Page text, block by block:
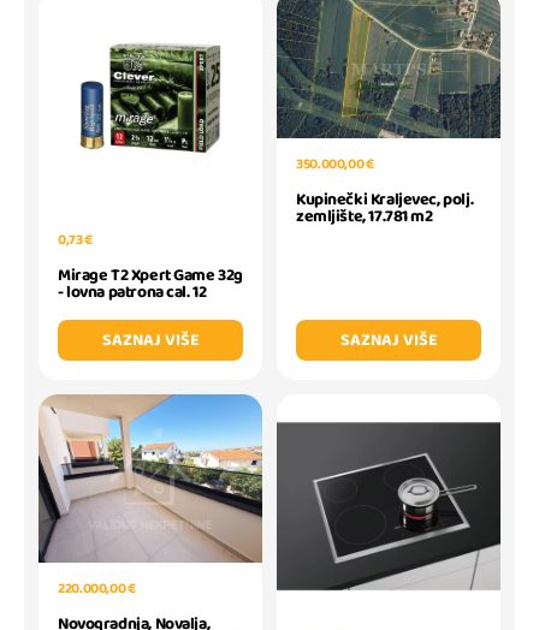
0,73 €
Mirage T2 Xpert Game 32g
- lovna patrona cal. 12
SAZNAJ VIŠE
350.000,00 €
Kupinečki Kraljevec, polj.
zemljište, 17.781 m2
SAZNAJ VIŠE
220.000,00 €
Novogradnja, Novalja,